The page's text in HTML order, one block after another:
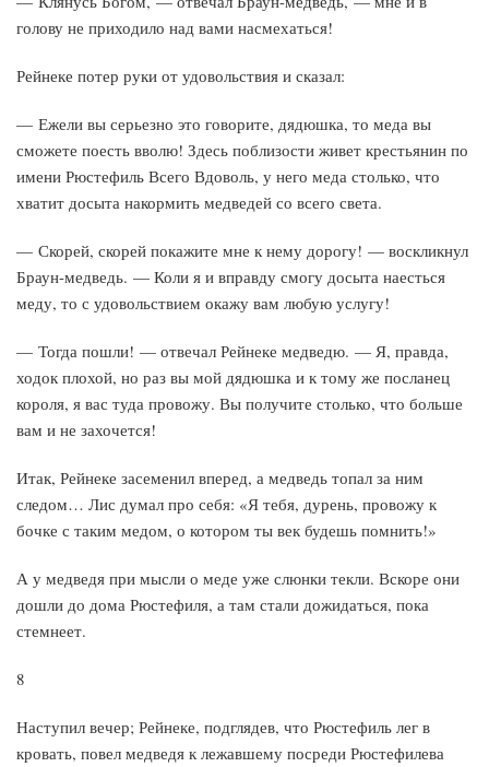
голову не приходило над вами насмехаться!
Рейнеке потер руки от удовольствия и сказал:
— Ежели вы серьезно это говорите, дядюшка, то меда вы
сможете поесть вволю! Здесь поблизости живет крестьянин по
имени Рюстефиль Всего Вдоволь, у него меда столько, что
хватит досыта накормить медведей со всего света.
— Скорей, скорей покажите мне к нему дорогу! — воскликнул
Браун-медведь. — Коли я и вправду смогу досыта наесться
меду, то с удовольствием окажу вам любую услугу!
— Тогда пошли! — отвечал Рейнеке медведю. — Я, правда,
ходок плохой, но раз вы мой дядюшка и к тому же посланец
короля, я вас туда провожу. Вы получите столько, что больше
вам и не захочется!
Итак, Рейнеке засеменил вперед, а медведь топал за ним
следом… Лис думал про себя: «Я тебя, дурень, провожу к
бочке с таким медом, о котором ты век будешь помнить!»
А у медведя при мысли о меде уже слюнки текли. Вскоре они
дошли до дома Рюстефиля, а там стали дожидаться, пока
стемнеет.
8
Наступил вечер; Рейнеке, подглядев, что Рюстефиль лег в
кровать, повел медведя к лежавшему посреди Рюстефилева